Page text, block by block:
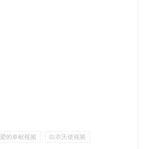
爱的奉献视频 白衣天使视频